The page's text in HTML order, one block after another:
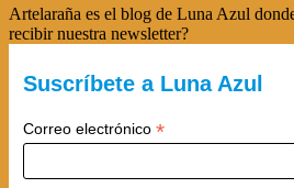
Artelaraña es el blog de Luna Azul
recibir nuestra newsletter?
Suscríbete a Luna Azul
Correo electrónico *